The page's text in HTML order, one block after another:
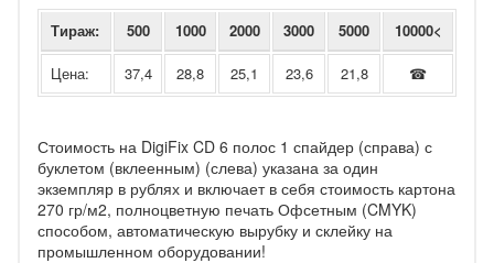
Тираж: 500 1000 2000 3000 5000 10000<
Цена: 37,4 28,8 25,1 23,6 21,8 ☎
Стоимость на DigiFix CD 6 полос 1 спайдер (справа) с
буклетом (вклеенным) (слева) указана за один
экземпляр в рублях и включает в себя стоимость картона
270 гр/м2, полноцветную печать Офсетным (CMYK)
способом, автоматическую вырубку и склейку на
промышленном оборудовании!